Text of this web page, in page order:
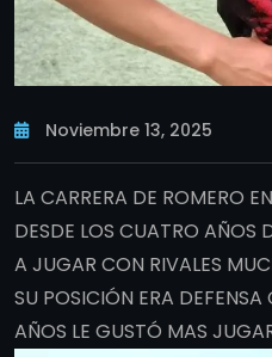
Noviembre 13, 2025
LA CARRERA DE ROMERO
DESDE LOS CUATRO AÑOS
A JUGAR CON RIVALES
SU POSICIÓN ERA
AÑOS LE GUSTÓ MAS